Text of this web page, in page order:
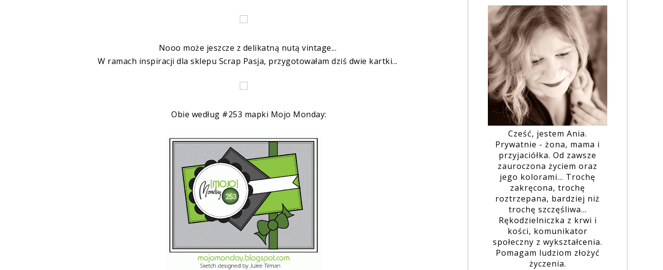
Nooo może jeszcze z delikatną nutą vintage...
W ramach inspiracji dla sklepu Scrap Pasja, przygotowałam dziś dwie kartki...
Obie według #253 mapki Mojo Monday:
Cześć, jestem Ania.
Prywatnie - żona, mama i
przyjaciółka. Od zawsze
zauroczona życiem oraz
jego kolorami... Trochę
zakręcona, trochę
roztrzepana, bardziej niż
trochę szczęśliwa...
Rękodzielniczka z krwi i
kości, komunikator
społeczny z wykształcenia.
Pomagam ludziom złożyć
życzenia.